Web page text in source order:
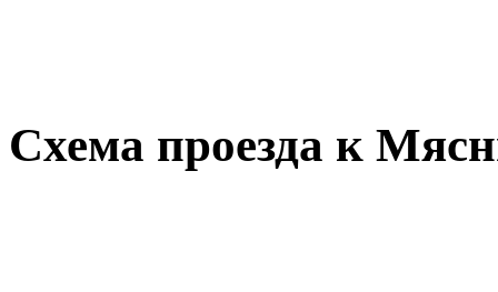
Схема проезда к